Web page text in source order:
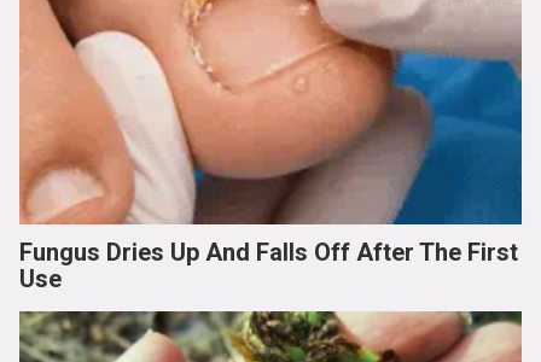
Fungus Dries Up And Falls Off After The First
Use